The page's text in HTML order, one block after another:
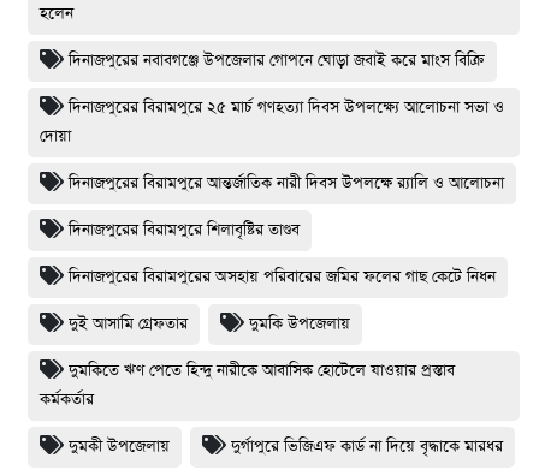
হলেন
দিনাজপুরের নবাবগঞ্জে উপজেলার গোপনে ঘোড়া জবাই করে মাংস বিক্রি
দিনাজপুরের ‎বিরামপুরে ২৫ মার্চ গণহত্যা দিবস উপলক্ষ্যে আলোচনা সভা ও
দোয়া
দিনাজপুরের বিরামপুরে আন্তর্জাতিক নারী দিবস উপলক্ষে র‍্যালি ও আলোচনা
দিনাজপুরের বিরামপুরে শিলাবৃষ্টির তাণ্ডব
দিনাজপুরের বিরামপুরের অসহায় পরিবারের জমির ফলের গাছ কেটে নিধন
দুই আসামি গ্রেফতার দুমকি উপজেলায়
দুমকিতে ঋণ পেতে হিন্দু নারীকে আবাসিক হোটেলে যাওয়ার প্রস্তাব
কর্মকর্তার
দুমকী উপজেলায় দুর্গাপুরে ভিজিএফ কার্ড না দিয়ে বৃদ্ধাকে মারধর